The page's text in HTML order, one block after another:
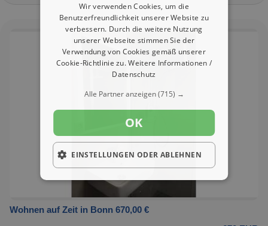
Wohnen auf Zeit in Bonn 670,00 €
Wir verwenden Cookies, um die
Benutzerfreundlichkeit unserer Website zu
verbessern. Durch die weitere Nutzung
unserer Webseite stimmen Sie der
Verwendung von Cookies gemäß unserer
Cookie-Richtlinie zu.Weitere Informationen /
Datenschutz
Alle Partner anzeigen(715) →
OK
EINSTELLUNGEN ODER ABLEHNEN